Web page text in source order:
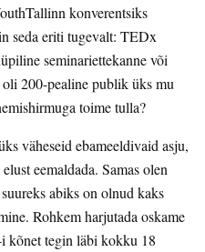
konverentsiks
seda eriti tugevalt: TEDx
seminariettekanne või
200-pealine publik üks mu
toime tulla?
väheseid ebameeldivaid asju,
eemaldada. Samas olen
abiks on olnud kaks
Rohkem harjutada oskame
tegin läbi kokku 18